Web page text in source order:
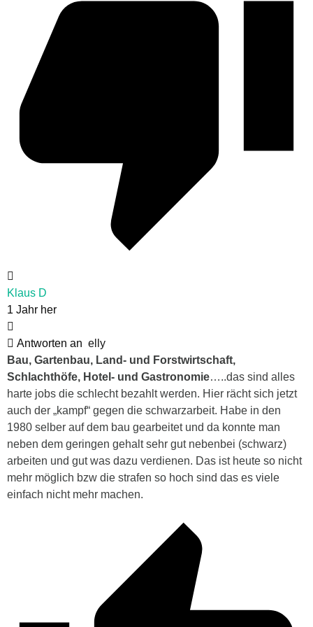
Klaus D
1 Jahr her
Antworten an elly
Bau, Gartenbau, Land- und Forstwirtschaft,
Schlachthöfe, Hotel- und Gastronomie…..das sind alles
harte jobs die schlecht bezahlt werden. Hier rächt sich jetzt
auch der „kampf“ gegen die schwarzarbeit. Habe in den
1980 selber auf dem bau gearbeitet und da konnte man
neben dem geringen gehalt sehr gut nebenbei (schwarz)
arbeiten und gut was dazu verdienen. Das ist heute so nicht
mehr möglich bzw die strafen so hoch sind das es viele
einfach nicht mehr machen.